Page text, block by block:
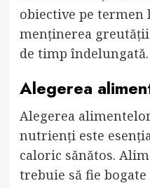
obiective pe termen
menținerea
de timp îndelungată.
Alegerea
Alegerea
nutrienți este
caloric sănătos.
trebuie să fie